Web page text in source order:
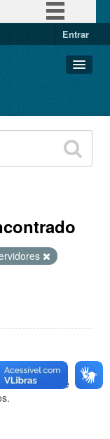
Entrar
ao
em Ciência e